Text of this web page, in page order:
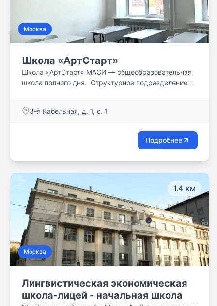
Москва
Школа «АртСтарт»
Школа «АртСтарт» МАСИ — общеобразовательная
школа полного дня. Структурное подразделение
Строительного Института.
3-я Кабельная, д. 1, с. 1
Подробнее
1.4 км
Москва
Лингвистическая экономическая
школа-лицей - начальная школа